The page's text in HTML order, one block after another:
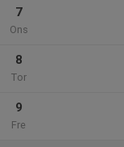
7
Ons
8
Tor
9
Fre